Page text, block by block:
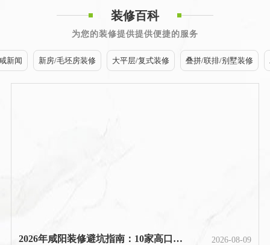
装修百科
为您的装修提供提供便捷的服务
新闻 新房/毛坯房装修 大平层/复式装修 叠拼/联排/别墅装修
2026年咸阳装修避坑指南：10家高口碑公司真实测评，看完再装不后悔
2026-08-09